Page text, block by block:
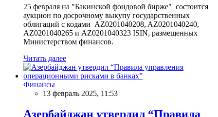
25 февраля на "Бакинской фондовой бирже" состоится
аукцион по досрочному выкупу государственных
облигаций с кодами AZ0201040208, AZ0201040240,
AZ0201040265 и AZ0201040323 ISIN, размещенных
Министерством финансов.
Читать далее
Финансы
13 февраль 2025, 11:53
Азербайджан утвердил “Правила